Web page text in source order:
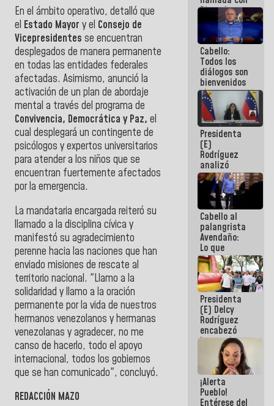
En el ámbito operativo, detalló que
el Estado Mayor y el Consejo de
Vicepresidentes se encuentran
desplegados de manera permanente
en todas las entidades federales
afectadas. Asimismo, anunció la
activación de un plan de abordaje
mental a través del programa de
Convivencia, Democrática y Paz, el
cual desplegará un contingente de
psicólogos y expertos universitarios
para atender a los niños que se
encuentran fuertemente afectados
por la emergencia.
La mandataria encargada reiteró su
llamado a la disciplina cívica y
manifestó su agradecimiento
perenne hacia las naciones que han
enviado misiones de rescate al
territorio nacional. "Llamo a la
solidaridad y llamo a la oración
permanente por la vida de nuestros
hermanos venezolanos y hermanas
venezolanas y agradecer, no me
canso de hacerlo, todo el apoyo
internacional, todos los gobiernos
que se han comunicado", concluyó.
REDACCIÓN MAZO
Dinorah
Figuera y
acuerdan
primer
encuentro
presencial
para el
diálogo
Cabello:
Todos los
diálogos son
bienvenidos
siempre que
estén en el
marco de la
Constitución
de la
República
Presidenta
(E)
Rodríguez
analizó
junto a
gobernadores
planes de
recuperación
del Sistema
Eléctrico
Nacional
Cabello al
palangrista
Avendaño:
Lo que
vayas a
escribir
hazlo hoy
por que no
sabemos si
la semana
que viene
hay
programa
Presidenta
(E) Delcy
Rodríguez
encabezó
lanzamiento
del Plan
Nacional de
Recreación
Vacacional
¡Alerta
Pueblo!
Entérese del